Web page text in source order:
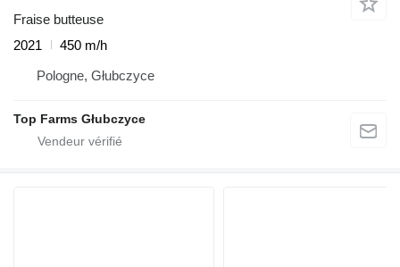
Fraise butteuse
2021
450 m/h
Pologne, Głubczyce
Top Farms Głubczyce